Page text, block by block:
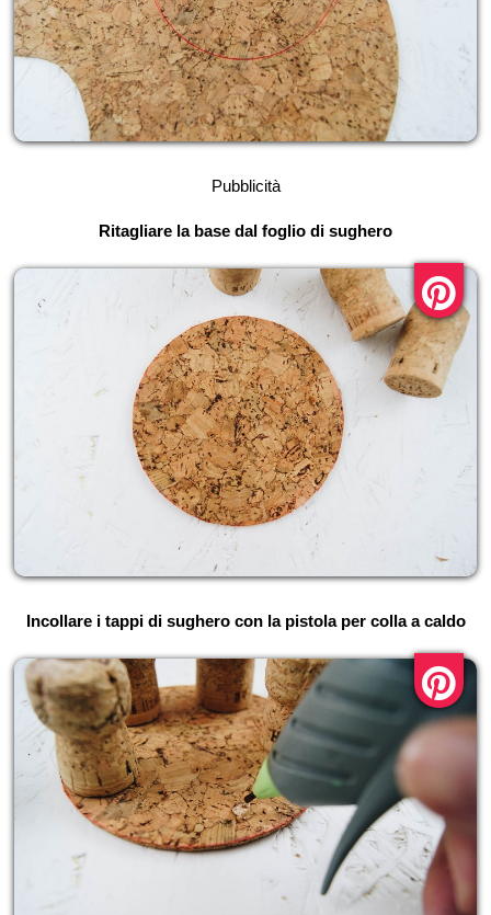
Pubblicità
Ritagliare la base dal foglio di sughero
Incollare i tappi di sughero con la pistola per colla a caldo